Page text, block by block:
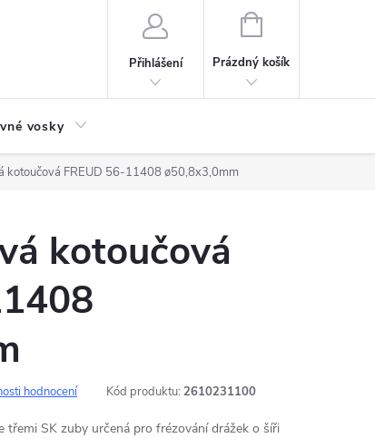
Přihlášení
NÁKUPNÍ
Prázdný košík
vosky
kotoučová FREUD 56-11408 ø50,8x3,0mm
kotoučová
hodnocení Kód produktu: 2610231100
třemi SK zuby určená pro frézování drážek o šíři